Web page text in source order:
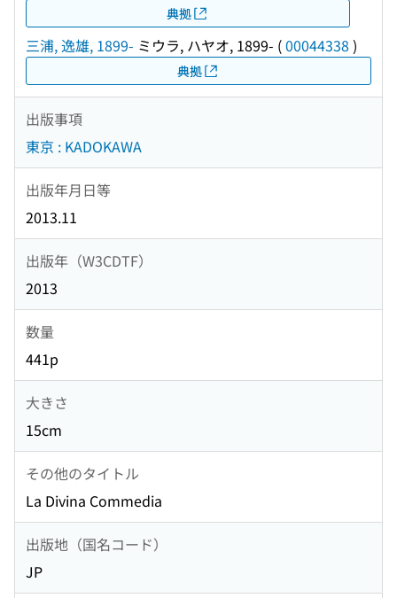
典拠
三浦, 逸雄, 1899- ミウラ, ハヤオ, 1899- (00044338 )
典拠
出版事項
東京 : KADOKAWA
出版年月日等
2013.11
出版年（W3CDTF）
2013
数量
441p
大きさ
15cm
その他のタイトル
La Divina Commedia
出版地（国名コード）
JP